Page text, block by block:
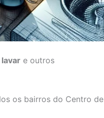
e outros
os bairros do Centro de